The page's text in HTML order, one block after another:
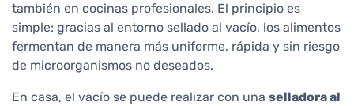
también en cocinas profesionales. El principio es
simple: gracias al entorno sellado al vacío, los alimentos
fermentan de manera más uniforme, rápida y sin riesgo
de microorganismos no deseados.
En casa, el vacío se puede realizar con una selladora al